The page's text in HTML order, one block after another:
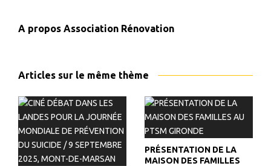
A propos Association Rénovation
Articles sur le même thème
PRÉSENTATION DE LA
MAISON DES FAMILLES